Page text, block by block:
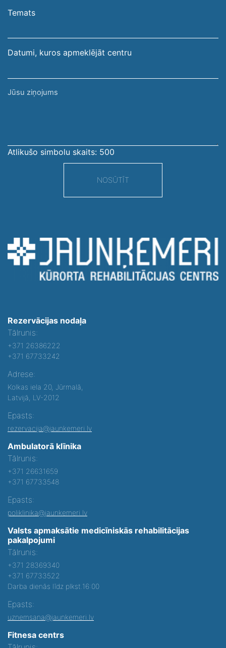
pasta
Temats
Datumi, kuros apmeklējāt centru
Jūsu
Atlikušo simbolu skaits: 500
NOSŪTĪT
Rezervācijas nodaļa
Tālrunis:
+371 26386222
+371 67733242
Adrese:
Kolkas iela 20, Jūrmalā,
Latvijā, LV-2012
Epasts:
rezervacija@jaunkemeri.lv
Ambulatorā klīnika
Tālrunis:
+371 26631659
+371 67733548
Epasts:
poliklinika@jaunkemeri.lv
Valsts apmaksātie medicīniskās rehabilitācijas
pakalpojumi
Tālrunis:
+371 28369340
+371 67733522
Darba dienās līdz plkst.16:00
Epasts:
uznemsana@jaunkemeri.lv
Fitnesa centrs